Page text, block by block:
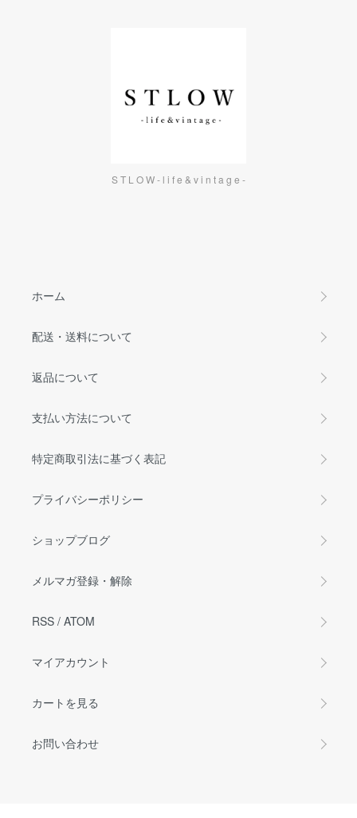
S T L O W - l i f e & v i n t a g e -
ホーム
配送・送料について
返品について
支払い方法について
特定商取引法に基づく表記
プライバシーポリシー
ショップブログ
メルマガ登録・解除
RSS / ATOM
マイアカウント
カートを見る
お問い合わせ